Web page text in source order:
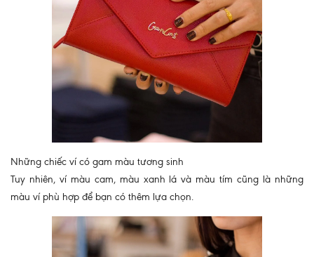
Những chiếc ví có gam màu tương sinh
Tuy nhiên, ví màu cam, màu xanh lá và màu tím cũng là những
màu ví phù hợp để bạn có thêm lựa chọn.